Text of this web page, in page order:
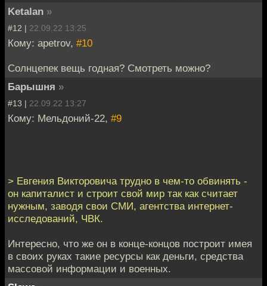
Ketalan »
#12 | 22.09.22 13:25
Кому: apetrov, #10
Солнцепек вещь годная? Смотреть можно?
Барышня »
#13 | 22.09.22 13:27
Кому: Мельдоний-22, #9
> Евгения Викторовича трудно в чем-то обвинять -
он капиталист и строит свой мир так как считает
нужным, заводя свои СМИ, агентства интернет-
исследований, ЧВК.
Интересно, что же он в конце-концов построит имея
в своих руках такие ресурсы как деньги, средства
массовой информации и военных.